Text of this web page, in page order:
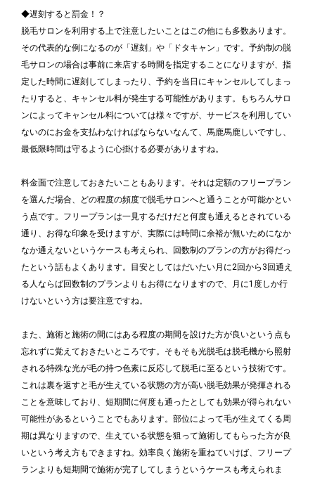
◆遅刻すると罰金！？
脱毛サロンを利用する上で注意したいことはこの他にも多数あります。
その代表的な例になるのが「遅刻」や「ドタキャン」です。予約制の脱
毛サロンの場合は事前に来店する時間を指定することになりますが、指
定した時間に遅刻してしまったり、予約を当日にキャンセルしてしまっ
たりすると、キャンセル料が発生する可能性があります。もちろんサロ
ンによってキャンセル料については様々ですが、サービスを利用してい
ないのにお金を支払わなければならないなんて、馬鹿馬鹿しいですし、
最低限時間は守るように心掛ける必要がありますね。
料金面で注意しておきたいこともあります。それは定額のフリープラン
を選んだ場合、どの程度の頻度で脱毛サロンへと通うことが可能かとい
う点です。フリープランは一見するだけだと何度も通えるとされている
通り、お得な印象を受けますが、実際には時間に余裕が無いためになか
なか通えないというケースも考えられ、回数制のプランの方がお得だっ
たという話もよくあります。目安としてはだいたい月に2回から3回通え
る人ならば回数制のプランよりもお得になりますので、月に1度しか行
けないという方は要注意ですね。
また、施術と施術の間にはある程度の期間を設けた方が良いという点も
忘れずに覚えておきたいところです。そもそも光脱毛は脱毛機から照射
される特殊な光が毛の持つ色素に反応して脱毛に至るという技術です。
これは裏を返すと毛が生えている状態の方が高い脱毛効果が発揮される
ことを意味しており、短期間に何度も通ったとしても効果が得られない
可能性があるということでもあります。部位によって毛が生えてくる周
期は異なりますので、生えている状態を狙って施術してもらった方が良
いという考え方もできますね。効率良く施術を重ねていけば、フリープ
ランよりも短期間で施術が完了してしまうというケースも考えられま